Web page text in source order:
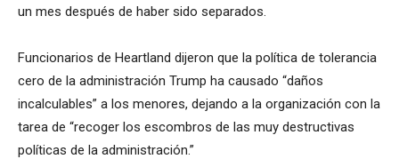
un mes después de haber sido separados.
Funcionarios de Heartland dijeron que la política de tolerancia
cero de la administración Trump ha causado “daños
incalculables” a los menores, dejando a la organización con la
tarea de “recoger los escombros de las muy destructivas
políticas de la administración.”